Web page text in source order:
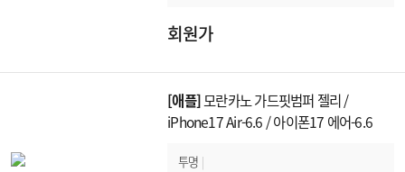
회원가
[애플]모란카노 가드핏범퍼 젤리 /
iPhone17 Air-6.6 / 아이폰17 에어-6.6
투명 |